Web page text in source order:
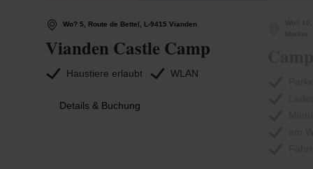
Wo? 5, Route de Bettel, L-9415 Vianden
Vianden Castle Camp
Haustiere erlaubt WLAN
Details & Buchung